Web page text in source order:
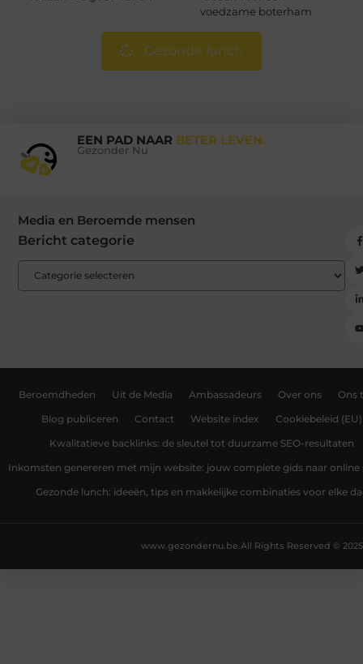
voedzame boterham
Gezonde lunch
EEN PAD NAAR BETER LEVEN.
Gezonder Nu
Media en Beroemde mensen
Bericht categorie
Beroemdheden Uit de Media Ambassadeurs Over ons Ons
Blog publiceren Contact Website index Cookiebeleid (EU)
Kwalitatieve backlinks: de sleutel tot duurzame SEO-resultaten
Inkomsten genereren met mijn website: jouw complete gids naar online
Gezonde lunch: ideeën, tips en makkelijke combinaties voor elke
All Rights Reserved © 2025
www.gezondernu.be.